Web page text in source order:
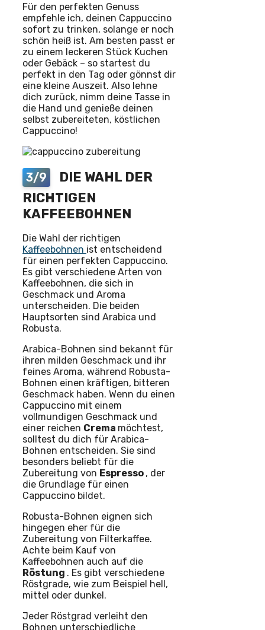
Für den perfekten Genuss
empfehle ich, deinen Cappuccino
sofort zu trinken, solange er noch
schön heiß ist. Am besten passt er
zu einem leckeren Stück Kuchen
oder Gebäck – so startest du
perfekt in den Tag oder gönnst dir
eine kleine Auszeit. Also lehne
dich zurück, nimm deine Tasse in
die Hand und genieße deinen
selbst zubereiteten, köstlichen
Cappuccino!
3/9
DIE WAHL DER
RICHTIGEN
KAFFEEBOHNEN
Die Wahl der richtigen
Kaffeebohnen ist entscheidend
für einen perfekten Cappuccino.
Es gibt verschiedene Arten von
Kaffeebohnen, die sich in
Geschmack und Aroma
unterscheiden. Die beiden
Hauptsorten sind Arabica und
Robusta.
Arabica-Bohnen sind bekannt für
ihren milden Geschmack und ihr
feines Aroma, während Robusta-
Bohnen einen kräftigen, bitteren
Geschmack haben. Wenn du einen
Cappuccino mit einem
vollmundigen Geschmack und
einer reichen Crema möchtest,
solltest du dich für Arabica-
Bohnen entscheiden. Sie sind
besonders beliebt für die
Zubereitung von Espresso , der
die Grundlage für einen
Cappuccino bildet.
Robusta-Bohnen eignen sich
hingegen eher für die
Zubereitung von Filterkaffee.
Achte beim Kauf von
Kaffeebohnen auch auf die
Röstung . Es gibt verschiedene
Röstgrade, wie zum Beispiel hell,
mittel oder dunkel.
Jeder Röstgrad verleiht den
Bohnen unterschiedliche